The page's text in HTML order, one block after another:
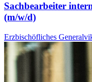
Sachbearbeiter
(m/w/d)
Erzbischöfliches